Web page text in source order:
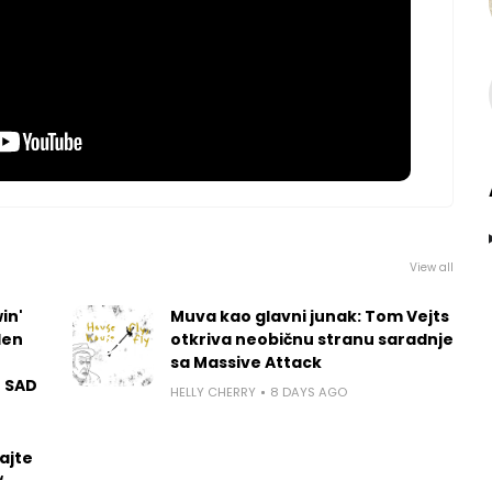
View all
Muva kao glavni junak: Tom Vejts
otkriva neobičnu stranu saradnje
sa Massive Attack
HELLY CHERRY 8 DAYS AGO